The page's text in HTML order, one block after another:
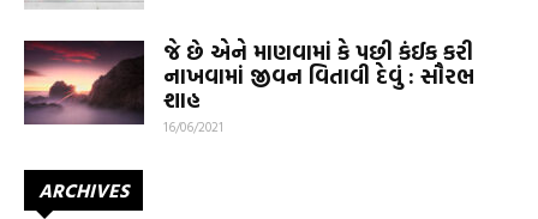
જે છે એને માણવામાં કે પછી કંઈક કરી
નાખવામાં જીવન વિતાવી દેવું : સૌરભ
શાહ
16/06/2021
ARCHIVES